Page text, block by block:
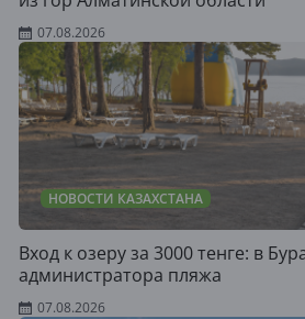
07.08.2026
НОВОСТИ КАЗАХСТАНА
Вход к озеру за 3000 тенге: в
администратора пляжа
07.08.2026